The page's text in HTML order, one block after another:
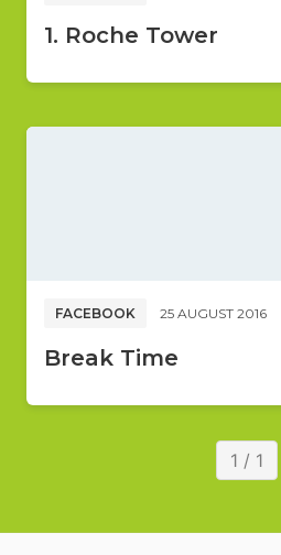
1. Roche Tower
FACEBOOK 25 AUGUST 2016
Break Time
1 / 1